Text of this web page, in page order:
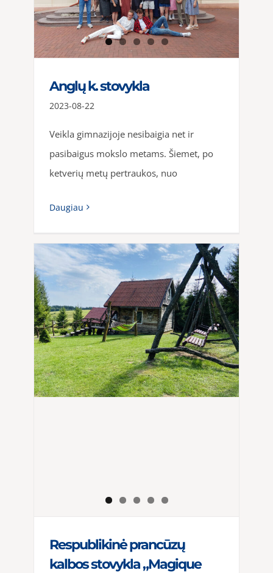
Anglų k. stovykla
2023-08-22
Veikla gimnazijoje nesibaigia net ir
pasibaigus mokslo metams. Šiemet, po
ketverių metų pertraukos, nuo
Daugiau
Respublikinė prancūzų
kalbos stovykla „Magique